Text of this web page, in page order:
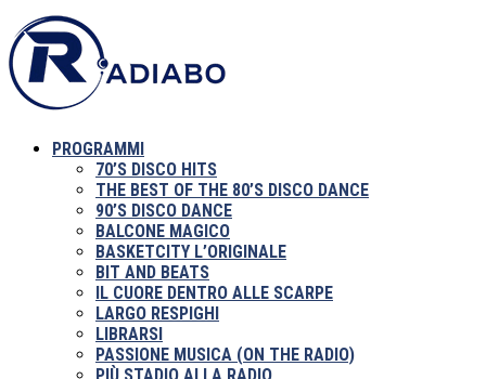
PROGRAMMI
70’S DISCO HITS
THE BEST OF THE 80’S DISCO DANCE
90’S DISCO DANCE
BALCONE MAGICO
BASKETCITY L’ORIGINALE
BIT AND BEATS
IL CUORE DENTRO ALLE SCARPE
LARGO RESPIGHI
LIBRARSI
PASSIONE MUSICA (ON THE RADIO)